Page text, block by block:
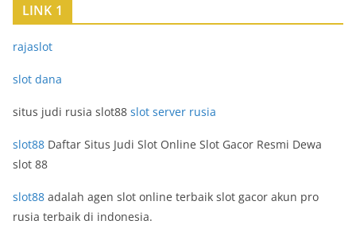
LINK 1
rajaslot
slot dana
situs judi rusia slot88 slot server rusia
slot88 Daftar Situs Judi Slot Online Slot Gacor Resmi Dewa
slot 88
slot88 adalah agen slot online terbaik slot gacor akun pro
rusia terbaik di indonesia.